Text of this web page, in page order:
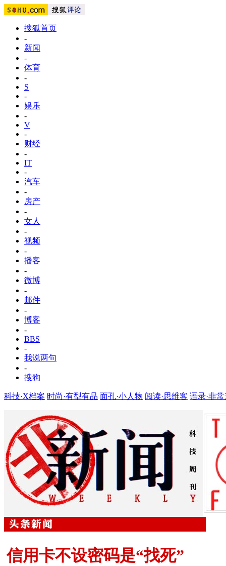
搜狐首页
-
新闻
-
体育
-
S
-
娱乐
-
V
-
财经
-
IT
-
汽车
-
房产
-
女人
-
视频
-
播客
-
微博
-
邮件
-
博客
-
BBS
-
我说两句
-
搜狗
科技·X档案 时尚·有型有品 面孔·小人物 阅读·思维客 语录·非
信用卡不设密码是“找死”